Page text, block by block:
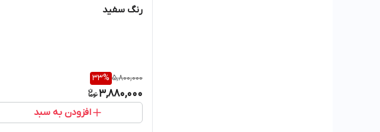
رنگ سفید
5,800,000
33%
3,880,000
افزودن به سبد